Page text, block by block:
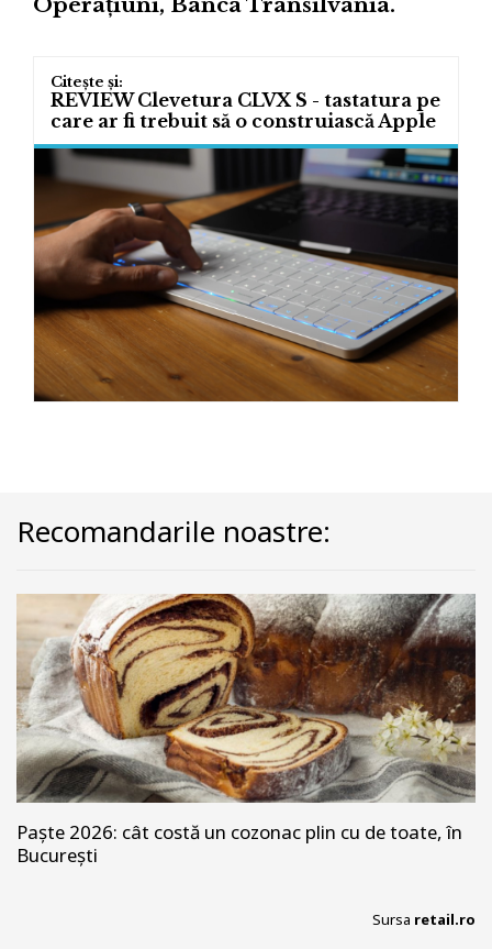
REVIEW Clevetura CLVX S - tastatura pe
care ar fi trebuit să o construiască Apple
Recomandarile noastre:
Paște 2026: cât costă un cozonac plin cu de toate, în
București
Sursa retail.ro